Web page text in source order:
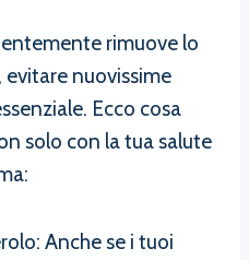
rimuove lo
nuovissime
Ecco cosa
solo con la tua salute
Anche se i tuoi